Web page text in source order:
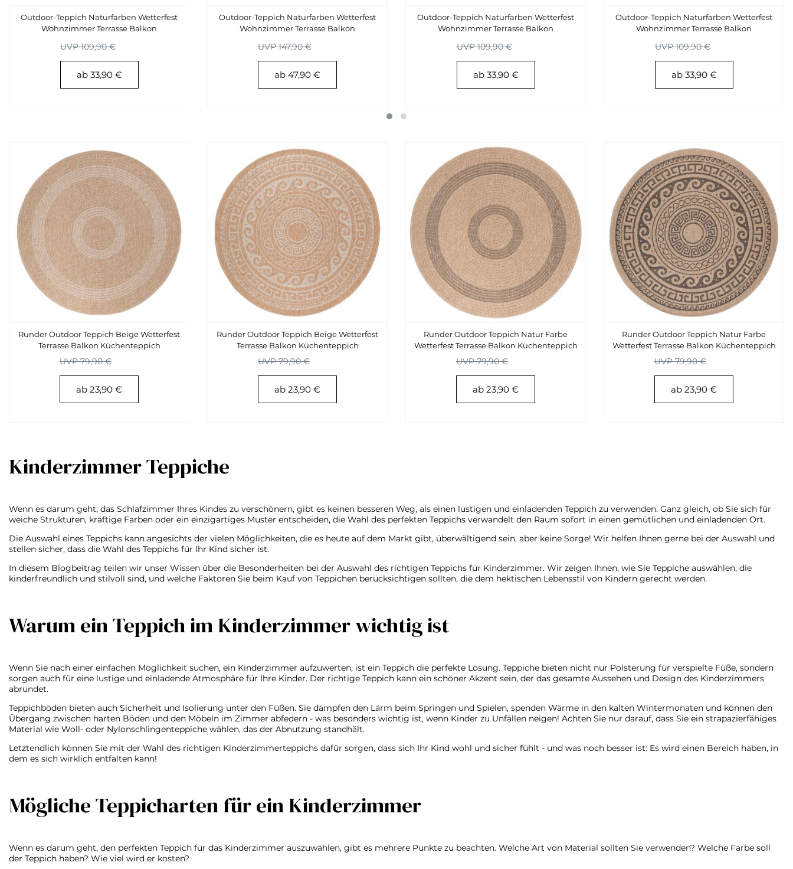
Outdoor-Teppich Naturfarben Wetterfest
Wohnzimmer Terrasse Balkon
UVP 109,90 €
ab 33,90 €
Outdoor-Teppich Naturfarben Wetterfest
Wohnzimmer Terrasse Balkon
UVP 147,90 €
ab 47,90 €
Outdoor-Teppich Naturfarben Wetterfest
Wohnzimmer Terrasse Balkon
UVP 109,90 €
ab 33,90 €
Outdoor-Teppich Naturfarben Wetterfest
Wohnzimmer Terrasse Balkon
UVP 109,90 €
ab 33,90 €
Runder Outdoor Teppich Beige Wetterfest
Terrasse Balkon Küchenteppich
UVP 79,90 €
ab 23,90 €
Runder Outdoor Teppich Beige Wetterfest
Terrasse Balkon Küchenteppich
UVP 79,90 €
ab 23,90 €
Runder Outdoor Teppich Natur Farbe
Wetterfest Terrasse Balkon Küchenteppich
UVP 79,90 €
ab 23,90 €
Runder Outdoor Teppich Natur Farbe
Wetterfest Terrasse Balkon Küchenteppich
UVP 79,90 €
ab 23,90 €
Kinderzimmer Teppiche
Wenn es darum geht, das Schlafzimmer Ihres Kindes zu verschönern, gibt es keinen besseren Weg, als einen lustigen und einladenden Teppich zu verwenden. Ganz gleich, ob Sie sich für
weiche Strukturen, kräftige Farben oder ein einzigartiges Muster entscheiden, die Wahl des perfekten Teppichs verwandelt den Raum sofort in einen gemütlichen und einladenden Ort.
Die Auswahl eines Teppichs kann angesichts der vielen Möglichkeiten, die es heute auf dem Markt gibt, überwältigend sein, aber keine Sorge! Wir helfen Ihnen gerne bei der Auswahl und
stellen sicher, dass die Wahl des Teppichs für Ihr Kind sicher ist.
In diesem Blogbeitrag teilen wir unser Wissen über die Besonderheiten bei der Auswahl des richtigen Teppichs für Kinderzimmer. Wir zeigen Ihnen, wie Sie Teppiche auswählen, die
kinderfreundlich und stilvoll sind, und welche Faktoren Sie beim Kauf von Teppichen berücksichtigen sollten, die dem hektischen Lebensstil von Kindern gerecht werden.
Warum ein Teppich im Kinderzimmer wichtig ist
Wenn Sie nach einer einfachen Möglichkeit suchen, ein Kinderzimmer aufzuwerten, ist ein Teppich die perfekte Lösung. Teppiche bieten nicht nur Polsterung für verspielte Füße, sondern
sorgen auch für eine lustige und einladende Atmosphäre für Ihre Kinder. Der richtige Teppich kann ein schöner Akzent sein, der das gesamte Aussehen und Design des Kinderzimmers
abrundet.
Teppichböden bieten auch Sicherheit und Isolierung unter den Füßen. Sie dämpfen den Lärm beim Springen und Spielen, spenden Wärme in den kalten Wintermonaten und können den
Übergang zwischen harten Böden und den Möbeln im Zimmer abfedern - was besonders wichtig ist, wenn Kinder zu Unfällen neigen! Achten Sie nur darauf, dass Sie ein strapazierfähiges
Material wie Woll- oder Nylonschlingenteppiche wählen, das der Abnutzung standhält.
Letztendlich können Sie mit der Wahl des richtigen Kinderzimmerteppichs dafür sorgen, dass sich Ihr Kind wohl und sicher fühlt - und was noch besser ist: Es wird einen Bereich haben, in
dem es sich wirklich entfalten kann!
Mögliche Teppicharten für ein Kinderzimmer
Wenn es darum geht, den perfekten Teppich für das Kinderzimmer auszuwählen, gibt es mehrere Punkte zu beachten. Welche Art von Material sollten Sie verwenden? Welche Farbe soll
der Teppich haben? Wie viel wird er kosten?